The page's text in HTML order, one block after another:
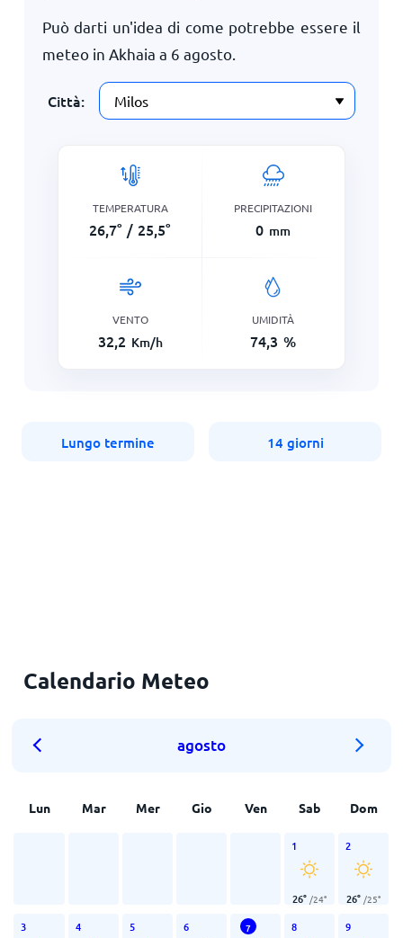
Può darti un'idea di come potrebbe essere il
meteo in Akhaia a 6 agosto.
Città:
TEMPERATURA
26,7° / 25,5°
PRECIPITAZIONI
0 mm
VENTO
32,2 Km/h
UMIDITÀ
74,3 %
Lungo termine 14 giorni
Calendario Meteo
agosto
Lun Mar Mer Gio Ven Sab Dom
1
26° /24°
2
26° /25°
3 4 5 6 7 8 9